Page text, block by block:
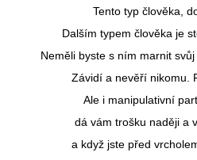
Tento typ člověka,
Dalším typem člověka je
Neměli byste s ním marnit
Závidí a nevěří nikomu.
Ale i manipulativní
dá vám trošku naději a
a když jste před